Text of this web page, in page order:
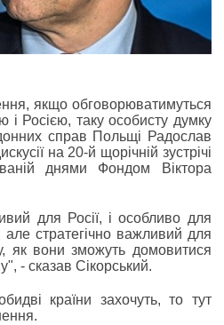
якщо обговорюватимуться
і Росією, таку особисту думку
справ Польщі Радослав
на 20-й щорічній зустрічі
днями Фондом Віктора
для Росії, і особливо для
стратегічно важливий для
як вони зможуть домовитися
- сказав Сікорський.
країни захочуть, то тут